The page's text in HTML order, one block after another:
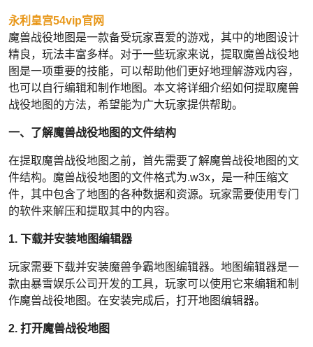
永利皇宫54vip官网
魔兽战役地图是一款备受玩家喜爱的游戏，其中的地图设计
精良，玩法丰富多样。对于一些玩家来说，提取魔兽战役地
图是一项重要的技能，可以帮助他们更好地理解游戏内容，
也可以自行编辑和制作地图。本文将详细介绍如何提取魔兽
战役地图的方法，希望能为广大玩家提供帮助。
一、了解魔兽战役地图的文件结构
在提取魔兽战役地图之前，首先需要了解魔兽战役地图的文
件结构。魔兽战役地图的文件格式为.w3x，是一种压缩文
件，其中包含了地图的各种数据和资源。玩家需要使用专门
的软件来解压和提取其中的内容。
1. 下载并安装地图编辑器
玩家需要下载并安装魔兽争霸地图编辑器。地图编辑器是一
款由暴雪娱乐公司开发的工具，玩家可以使用它来编辑和制
作魔兽战役地图。在安装完成后，打开地图编辑器。
2. 打开魔兽战役地图